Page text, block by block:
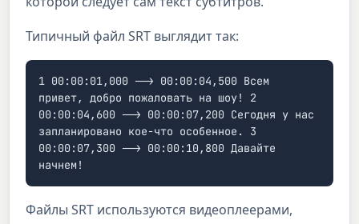
Типичный файл SRT выглядит так:
1 00:00:01,000 --> 00:00:04,500 Всем
привет, добро пожаловать на шоу! 2
00:00:04,600 --> 00:00:07,200 Сегодня у нас
запланировано кое-что особенное. 3
00:00:07,300 --> 00:00:10,800 Давайте
начнем!
Файлы SRT используются видеоплеерами,